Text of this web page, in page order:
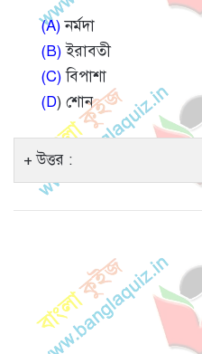
(A)নর্মদা
(B)ইরাবতী
(C)বিপাশা
(D) শোন
উত্তর :